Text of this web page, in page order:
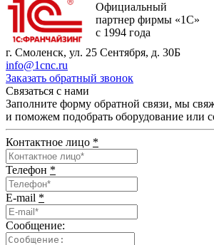
Официальный
партнер фирмы «1С»
с 1994 года
г. Смоленск, ул. 25 Сентября, д. 30Б
info@1cnc.ru
Заказать обратный звонок
Связаться с нами
Заполните форму обратной связи, мы
и поможем подобрать оборудование или
Контактное лицо *
Телефон *
E-mail *
Сообщение: